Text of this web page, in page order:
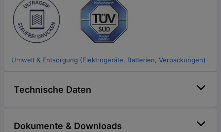
Umwelt & Entsorgung (Elektrogeräte, Batterien, Verpackungen)
Technische Daten
Dokumente & Downloads